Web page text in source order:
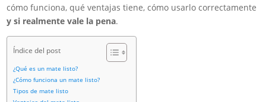
cómo funciona, qué ventajas tiene, cómo usarlo correctamente
y si realmente vale la pena.
Índice del post
¿Qué es un mate listo?
¿Cómo funciona un mate listo?
Tipos de mate listo